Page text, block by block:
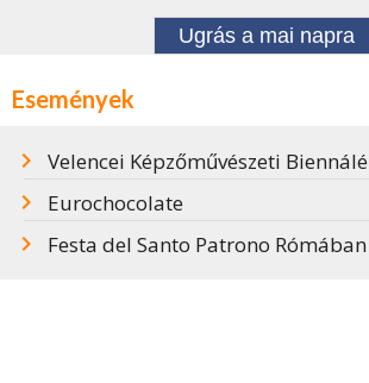
Ugrás a mai napra
Események
Velencei Képzőművészeti Biennálé
Eurochocolate
Festa del Santo Patrono Rómában